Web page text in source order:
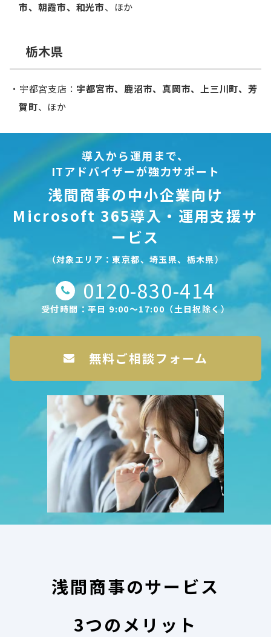
市、朝霞市、和光市、ほか
栃木県
宇都宮支店： 宇都宮市、鹿沼市、真岡市、上三川町、芳
賀町、ほか
導入から運用まで、
ITアドバイザーが強力サポート
浅間商事の中小企業向け
Microsoft 365導入・運用支援サ
ービス
（対象エリア：東京都、埼玉県、栃木県）
0120-830-414
受付時間：平日 9:00〜17:00（土日祝除く）
無料ご相談フォーム
浅間商事のサービス
3つのメリット